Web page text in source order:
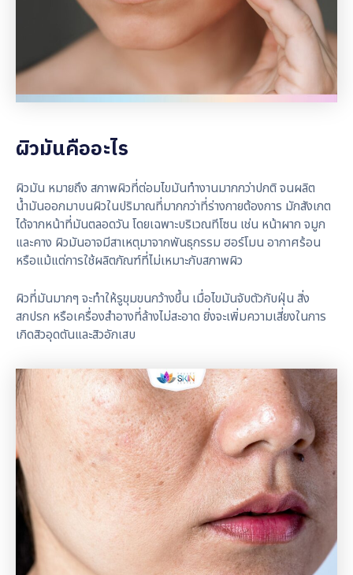
ผิวมันคืออะไร
ผิวมัน หมายถึง สภาพผิวที่ต่อมไขมันทำงานมากกว่าปกติ จนผลิต
น้ำมันออกมาบนผิวในปริมาณที่มากกว่าที่ร่างกายต้องการ มักสังเกต
ได้จากหน้าที่มันตลอดวัน โดยเฉพาะบริเวณทีโซน เช่น หน้าผาก จมูก
และคาง ผิวมันอาจมีสาเหตุมาจากพันธุกรรม ฮอร์โมน อากาศร้อน
หรือแม้แต่การใช้ผลิตภัณฑ์ที่ไม่เหมาะกับสภาพผิว
ผิวที่มันมากๆ จะทำให้รูขุมขนกว้างขึ้น เมื่อไขมันจับตัวกับฝุ่น สิ่ง
สกปรก หรือเครื่องสำอางที่ล้างไม่สะอาด ยิ่งจะเพิ่มความเสี่ยงในการ
เกิดสิวอุดตันและสิวอักเสบ